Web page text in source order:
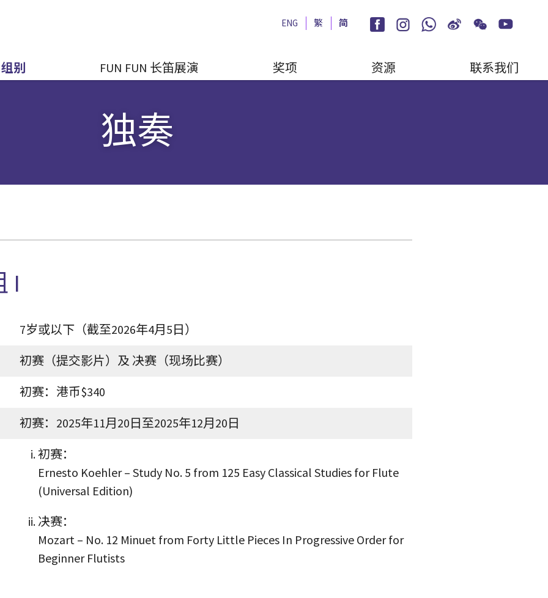
ENG 繁 简
组别 FUN FUN 长笛展演 奖项 资源 联系我们
独奏
I
7岁或以下（截至2026年4月5日）
初赛（提交影片）及 决赛（现场比赛）
初赛：港币$340
初赛：2025年11月20日至2025年12月20日
初赛：
Ernesto Koehler – Study No. 5 from 125 Easy Classical Studies for Flute
(Universal Edition)
决赛：
Mozart – No. 12 Minuet from Forty Little Pieces In Progressive Order for
Beginner Flutists